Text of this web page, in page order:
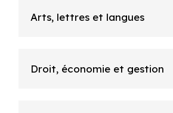
Arts, lettres et langues
Droit, économie et gestion